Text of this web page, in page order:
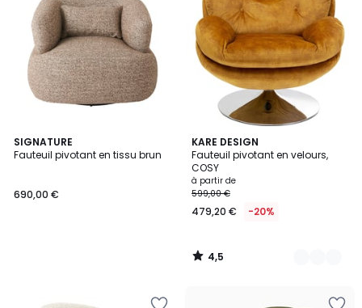
SIGNATURE
Fauteuil pivotant en tissu brun
690,00 €
KARE DESIGN
Fauteuil pivotant en velours,
COSY
à partir de
599,00 €
479,20 € -20%
4,5
/ 5
3
Couleurs
4,5
/